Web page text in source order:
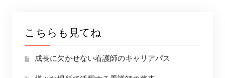
こちらも見てね
成長に欠かせない看護師のキャリアパス